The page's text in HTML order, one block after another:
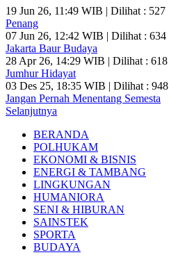
19 Jun 26, 11:49 WIB | Dilihat : 527
Penang
07 Jun 26, 12:42 WIB | Dilihat : 634
Jakarta Baur Budaya
28 Apr 26, 14:29 WIB | Dilihat : 618
Jumhur Hidayat
03 Des 25, 18:35 WIB | Dilihat : 948
Jangan Pernah Menentang Semesta
Selanjutnya
BERANDA
POLHUKAM
EKONOMI & BISNIS
ENERGI & TAMBANG
LINGKUNGAN
HUMANIORA
SENI & HIBURAN
SAINSTEK
SPORTA
BUDAYA